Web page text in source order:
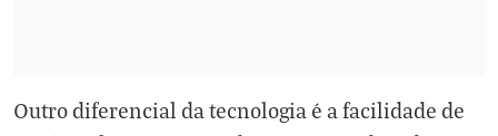
Outro diferencial da tecnologia é a facilidade de